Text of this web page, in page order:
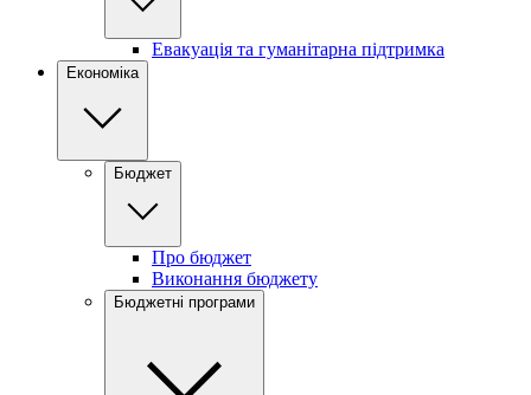
Евакуація та гуманітарна підтримка
Економіка
Бюджет
Про бюджет
Виконання бюджету
Бюджетні програми